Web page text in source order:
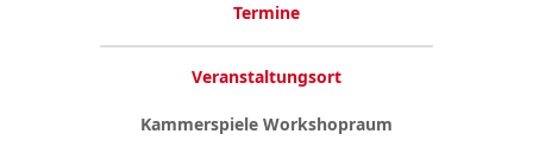
Termine
Veranstaltungsort
Kammerspiele Workshopraum